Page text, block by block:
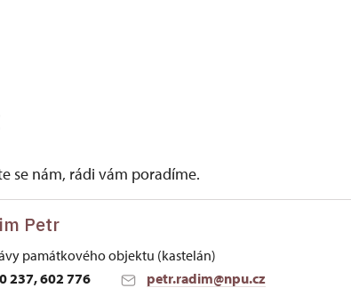
se nám, rádi vám poradíme.
Petr
památkového objektu (kastelán)
237, 602 776
petr.radim@npu.cz